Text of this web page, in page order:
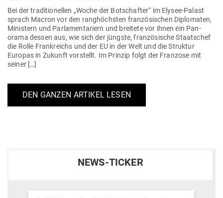
Bei der tra­di­tio­nellen „Woche der Bot­schafter“ im Elysee-Palast
sprach Macron vor den rang­höchsten fran­zö­si­schen Diplo­maten,
Ministern und Par­la­men­ta­riern und breitete vor ihnen ein Pan­
orama dessen aus, wie sich der jüngste, fran­zö­sische Staatschef
die Rolle Frank­reichs und der EU in der Welt und die Struktur
Europas in Zukunft vor­stellt. Im Prinzip folgt der Franzose mit
seiner […]
DEN GANZEN ARTIKEL LESEN
NEWS-TICKER